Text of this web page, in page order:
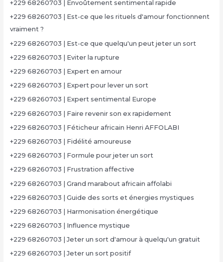
+229 68260703 | Envoûtement sentimental rapide
+229 68260703 | Est-ce que les rituels d'amour fonctionnent
vraiment ?
+229 68260703 | Est-ce que quelqu'un peut jeter un sort
+229 68260703 | Eviter la rupture
+229 68260703 | Expert en amour
+229 68260703 | Expert pour lever un sort
+229 68260703 | Expert sentimental Europe
+229 68260703 | Faire revenir son ex rapidement
+229 68260703 | Féticheur africain Henri AFFOLABI
+229 68260703 | Fidélité amoureuse
+229 68260703 | Formule pour jeter un sort
+229 68260703 | Frustration affective
+229 68260703 | Grand marabout africain affolabi
+229 68260703 | Guide des sorts et énergies mystiques
+229 68260703 | Harmonisation énergétique
+229 68260703 | Influence mystique
+229 68260703 | Jeter un sort d'amour à quelqu'un gratuit
+229 68260703 | Jeter un sort positif